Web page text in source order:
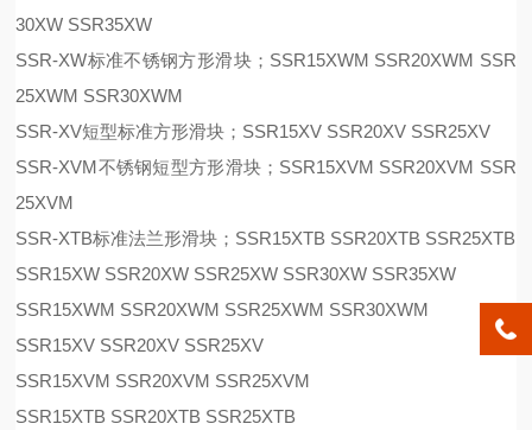
30XW SSR35XW
SSR-XW标准不锈钢方形滑块；SSR15XWM SSR20XWM SSR
25XWM SSR30XWM
SSR-XV短型标准方形滑块；SSR15XV SSR20XV SSR25XV
SSR-XVM不锈钢短型方形滑块；SSR15XVM SSR20XVM SSR
25XVM
SSR-XTB标准法兰形滑块；SSR15XTB SSR20XTB SSR25XTB
SSR15XW SSR20XW SSR25XW SSR30XW SSR35XW
SSR15XWM SSR20XWM SSR25XWM SSR30XWM
SSR15XV SSR20XV SSR25XV
SSR15XVM SSR20XVM SSR25XVM
SSR15XTB SSR20XTB SSR25XTB